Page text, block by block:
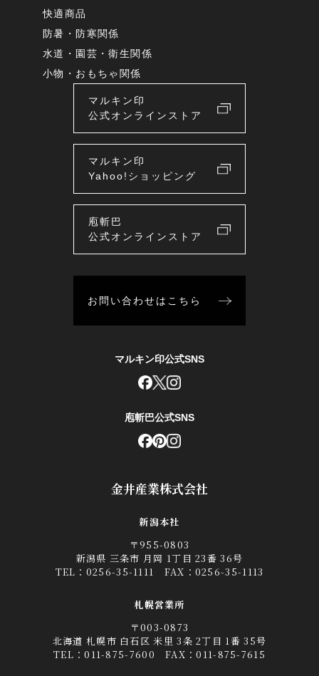
金井産業株式会社
新潟本社
〒955-0803
新潟県 三条市 月岡 1丁目 23番 36号
TEL： 0256-35-1111 FAX：0256-35-1113
札幌営業所
〒003-0873
北海道 札幌市 白石区 米里 3条 2丁目 1番 35号
TEL：011-875-7600 FAX：011-875-7615
快適商品
防暑・防寒関係
水道・園芸・衛生関係
小物・おもちゃ関係
マルキン印
公式オンラインストア
マルキン印
Yahoo!ショッピング
庖斬巴
公式オンラインストア
お問い合わせはこちら
マルキン印公式SNS
庖斬巴公式SNS